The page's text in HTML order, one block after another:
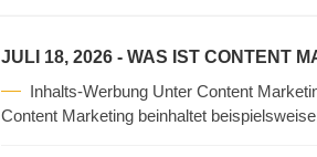
JULI 18, 2026 - WAS IST CONTENT
Inhalts-Werbung Unter Content
Content Marketing beinhaltet